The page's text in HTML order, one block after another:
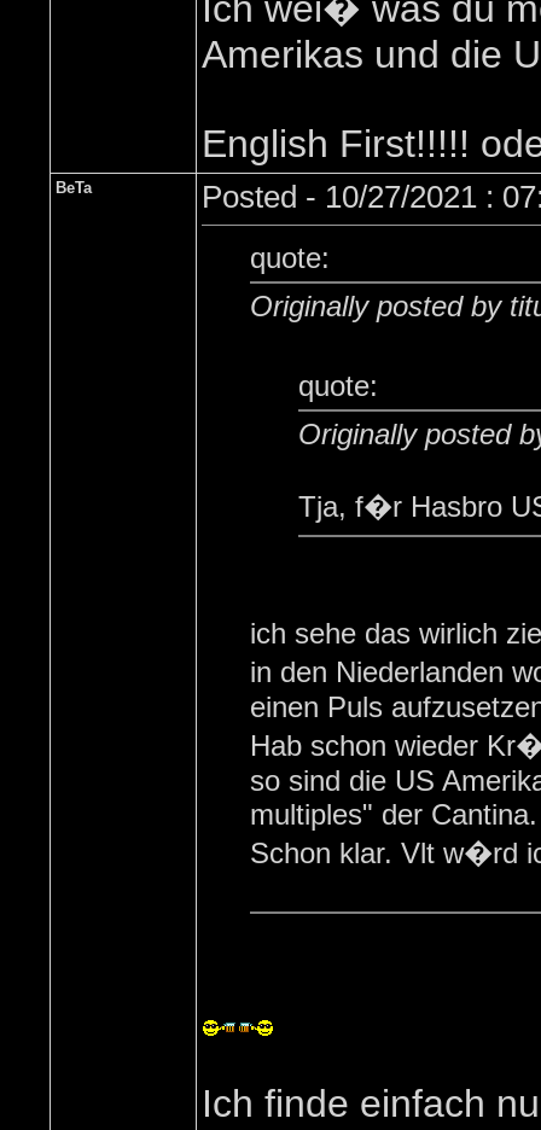
Amerikas und die
English First!!!!!
BeTa Posted - 10/27/2021 :
quote:
Originally posted by
quote:
Originally posted
Tja, f�r Hasbro
ich sehe das wirlich
in den Niederlanden
einen Puls
Hab schon wieder
so sind die US
multiples" der Cantina.
Schon klar. Vlt w�rd
Ich finde einfach